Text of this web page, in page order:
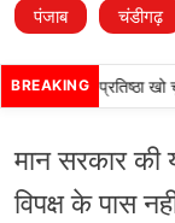
पंजाब चंडीगढ़
BREAKING
दल) अपनी प्रतिष्ठा
मान सरकार की
विपक्ष के पास